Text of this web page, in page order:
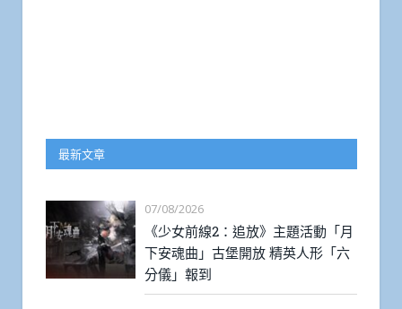
最新文章
07/08/2026
《少女前線2：追放》主題活動「月
下安魂曲」古堡開放 精英人形「六
分儀」報到